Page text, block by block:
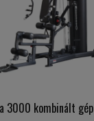
3000 kombinált gép